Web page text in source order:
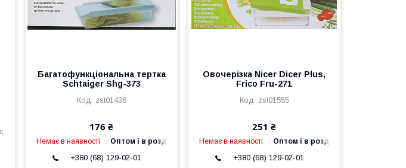
Багатофункціональна тертка
Schtaiger Shg-373
zst01436
176 ₴
Немає в наявності Оптом і в роздріб
+380 (68) 129-02-01
Овочерізка Nicer Dicer Plus,
Frico Fru-271
zst01555
251 ₴
Немає в наявності Оптом і в роздріб
+380 (68) 129-02-01